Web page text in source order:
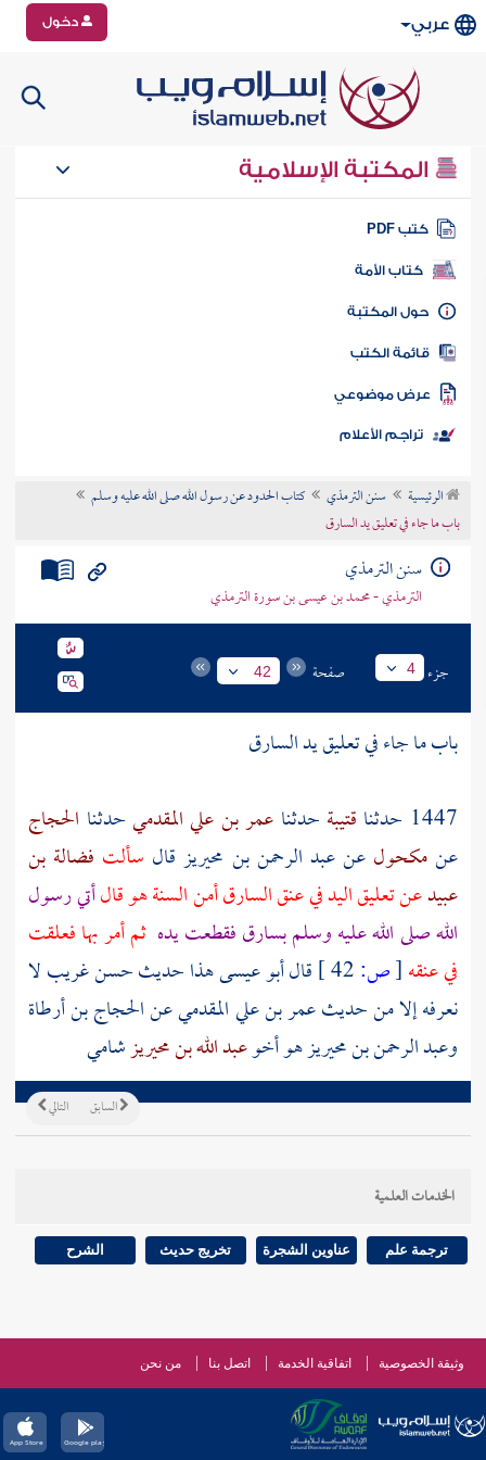
عربي دخول
المكتبة الإسلامية
كتب PDF
كتاب الأمة
المكتبة
الكتب
موضوعي
تراجم الأعلام
الرئيسية سنن الترمذي
كتاب الحدود عن رسول الله صلى الله عليه وسلم
باب ما جاء في تعليق يد السارق
سنن الترمذي
الترمذي - محمد بن عيسى بن سورة الترمذي
جزء 4 صفحة 42
باب ما جاء في تعليق يد السارق
1447 حدثنا
قتيبة حدثنا عمر بن علي المقدميحدثنا الحجاج
عنمكحولعنعبد الرحمن بن محيريز قال سألت فضالة بن
عبيدعن تعليق اليد في عنق السارق أمن السنة هو قالأتي رسول
الله صلى الله عليه وسلم بسارق فقطعت يده ثم أمر بها فعلقت
في عنقه[ص:
قال أبو عيسى هذا حديث حسن غريب لا
نعرفه إلا من حديثعمر بن علي المقدميعنالحجاج بن أرطاة
وعبد الرحمن بن محيريزهو أخوعبد الله بن محيريزشامي
التالي السابق
الخدمات العلمية
ترجمة علم عناوين الشجرة تخريج حديث الشرح
وثيقة الخصوصية اتفاقية الخدمة اتصل بنا من نحن